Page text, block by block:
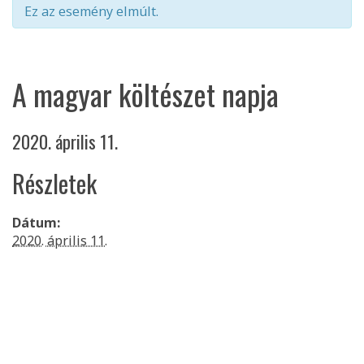
LEVEGŐ-KLÍMA
RÁDIÓ9
Ez az esemény elmúlt.
A magyar költészet napja
2020. április 11.
Részletek
Dátum:
2020. április 11.